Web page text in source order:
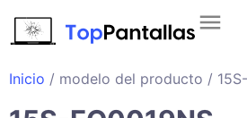
Inicio / modelo del producto /